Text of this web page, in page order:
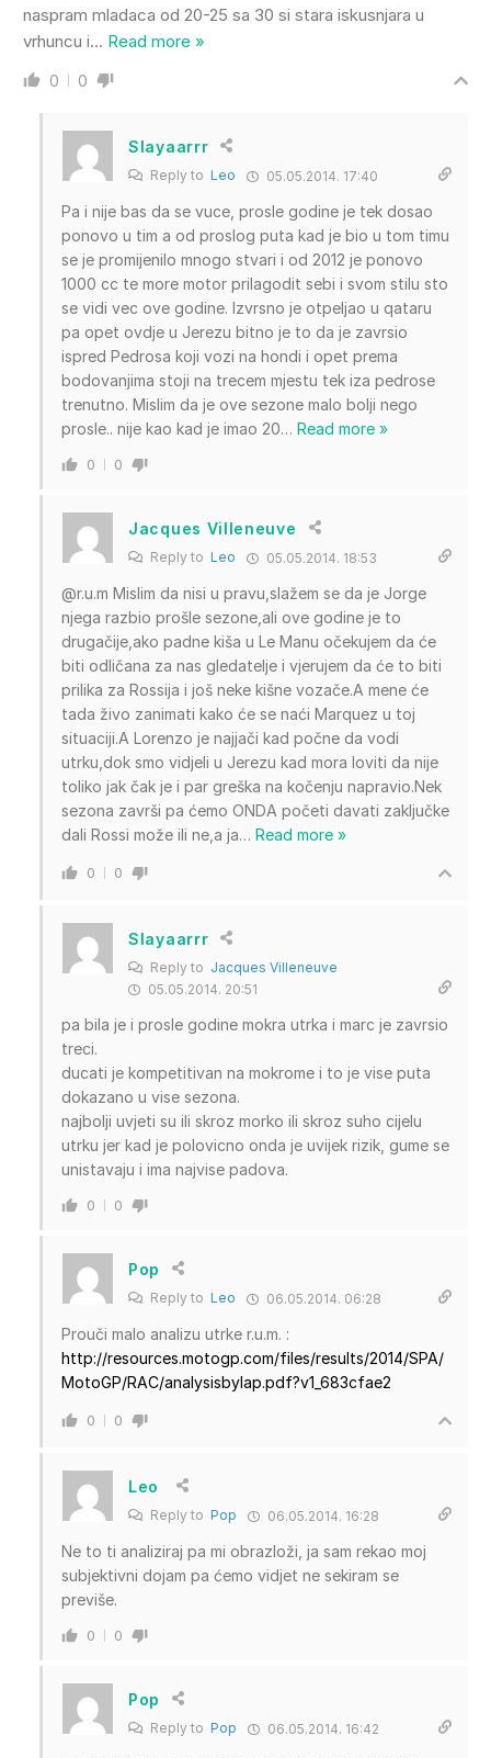
naspram mladaca od 20-25 sa 30 si stara iskusnjara u
vrhuncu i… Read more »
0 0
Slayaarrr
Reply to Leo 05.05.2014. 17:40
Pa i nije bas da se vuce, prosle godine je tek dosao
ponovo u tim a od proslog puta kad je bio u tom timu
se je promijenilo mnogo stvari i od 2012 je ponovo
1000 cc te more motor prilagodit sebi i svom stilu sto
se vidi vec ove godine. Izvrsno je otpeljao u qataru
pa opet ovdje u Jerezu bitno je to da je zavrsio
ispred Pedrosa koji vozi na hondi i opet prema
bodovanjima stoji na trecem mjestu tek iza pedrose
trenutno. Mislim da je ove sezone malo bolji nego
prosle.. nije kao kad je imao 20… Read more »
0 0
Jacques Villeneuve
Reply to Leo 05.05.2014. 18:53
@r.u.m Mislim da nisi u pravu,slažem se da je Jorge
njega razbio prošle sezone,ali ove godine je to
drugačije,ako padne kiša u Le Manu očekujem da će
biti odličana za nas gledatelje i vjerujem da će to biti
prilika za Rossija i još neke kišne vozače.A mene će
tada živo zanimati kako će se naći Marquez u toj
situaciji.A Lorenzo je najjači kad počne da vodi
utrku,dok smo vidjeli u Jerezu kad mora loviti da nije
toliko jak čak je i par greška na kočenju napravio.Nek
sezona završi pa ćemo ONDA početi davati zaključke
dali Rossi može ili ne,a ja… Read more »
0 0
Slayaarrr
Reply to Jacques Villeneuve
05.05.2014. 20:51
pa bila je i prosle godine mokra utrka i marc je zavrsio
treci.
ducati je kompetitivan na mokrome i to je vise puta
dokazano u vise sezona.
najbolji uvjeti su ili skroz morko ili skroz suho cijelu
utrku jer kad je polovicno onda je uvijek rizik, gume se
unistavaju i ima najvise padova.
0 0
Pop
Reply to Leo 06.05.2014. 06:28
Prouči malo analizu utrke r.u.m. :
http://resources.motogp.com/files/results/2014/SPA/
MotoGP/RAC/analysisbylap.pdf?v1_683cfae2
0 0
Leo
Reply to Pop 06.05.2014. 16:28
Ne to ti analiziraj pa mi obrazloži, ja sam rekao moj
subjektivni dojam pa ćemo vidjet ne sekiram se
previše.
0 0
Pop
Reply to Pop 06.05.2014. 16:42